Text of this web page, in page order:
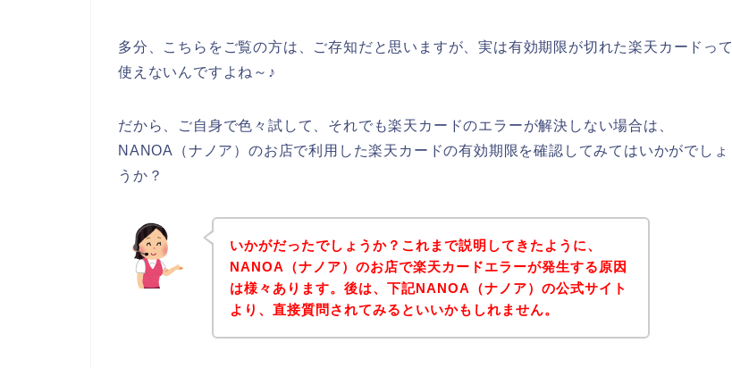
多分、こちらをご覧の方は、ご存知だと思いますが、実は有効期限が切れた楽天カードって
使えないんですよね～♪
だから、ご自身で色々試して、それでも楽天カードのエラーが解決しない場合は、
NANOA（ナノア）のお店で利用した楽天カードの有効期限を確認してみてはいかがでしょ
うか？
いかがだったでしょうか？これまで説明してきたように、
NANOA（ナノア）のお店で楽天カードエラーが発生する原因
は様々あります。後は、下記NANOA（ナノア）の公式サイト
より、直接質問されてみるといいかもしれません。